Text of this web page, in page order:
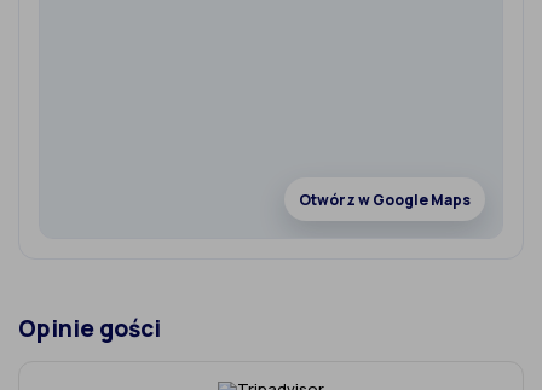
Otwórz w Google Maps
Opinie gości